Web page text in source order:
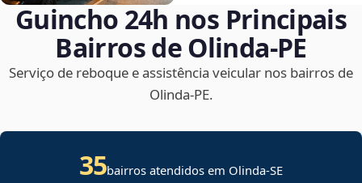
Guincho 24h nos Principais
Bairros de Olinda‑PE
Serviço de reboque e assistência veicular nos bairros de
Olinda‑PE.
35bairros atendidos em Olinda-SE